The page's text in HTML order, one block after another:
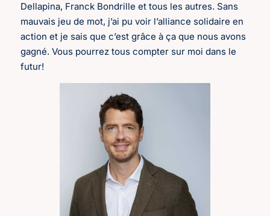
Dellapina, Franck Bondrille et tous les autres. Sans
mauvais jeu de mot, j’ai pu voir l’alliance solidaire en
action et je sais que c’est grâce à ça que nous avons
gagné. Vous pourrez tous compter sur moi dans le
futur!